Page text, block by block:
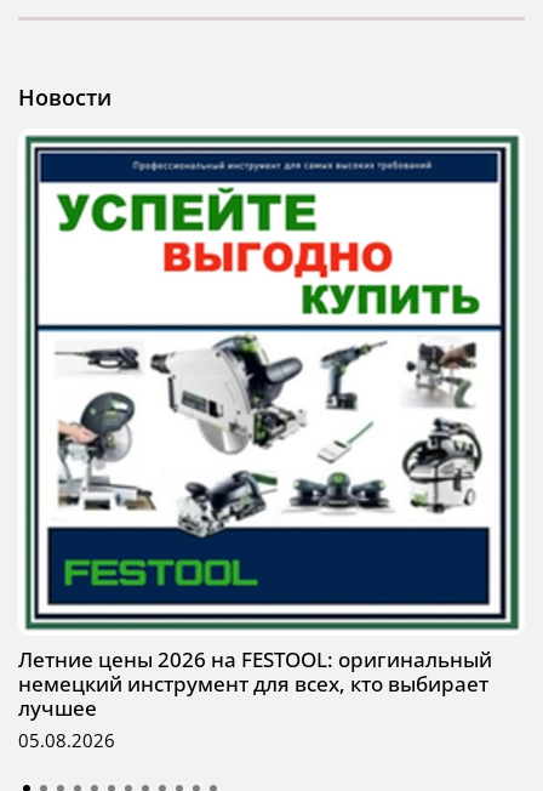
Новости
Летние цены 2026 на FESTOOL: оригинальный
немецкий инструмент для всех, кто выбирает
лучшее
05.08.2026